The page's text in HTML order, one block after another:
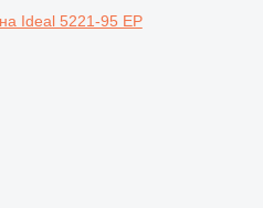
Ideal 5221-95 EP